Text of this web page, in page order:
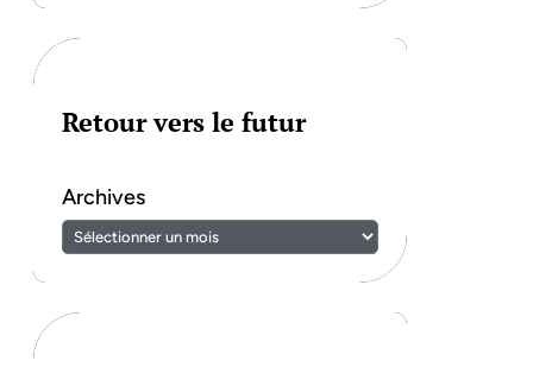
Retour vers le futur
Archives